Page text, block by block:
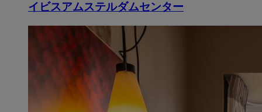
イビスアムステルダムセンター